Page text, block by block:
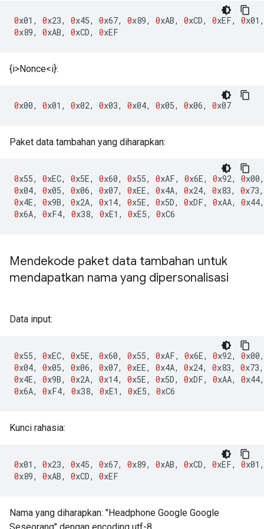
0x01 , 0x23, 0x45, 0x67, 0x89, 0xAB, 0xCD, 0xEF, 0x01 ,
0x89, 0xAB, 0xCD, 0xEF
{i>Nonce<i}:
0x00, 0x01 , 0x02, 0x03, 0x04, 0x05, 0x06, 0x07
Paket data tambahan yang diharapkan:
0x55, 0xEC, 0x5E, 0x60, 0x55, 0xAF, 0x6E, 0x92, 0x00,
0x04, 0x05, 0x06, 0x07, 0xEE, 0x4A, 0x24, 0x83, 0x73,
0x4E, 0x9B, 0x2A, 0x14, 0x5E, 0x5D, 0xDF, 0xAA, 0x44,
0x6A, 0xF4, 0x38, 0xE1 , 0xE5, 0xC6
Mendekode paket data tambahan untuk
mendapatkan nama yang dipersonalisasi
Data input:
0x55, 0xEC, 0x5E, 0x60, 0x55, 0xAF, 0x6E, 0x92, 0x00,
0x04, 0x05, 0x06, 0x07, 0xEE, 0x4A, 0x24, 0x83, 0x73,
0x4E, 0x9B, 0x2A, 0x14, 0x5E, 0x5D, 0xDF, 0xAA, 0x44,
0x6A, 0xF4, 0x38, 0xE1 , 0xE5, 0xC6
Kunci rahasia:
0x01 , 0x23, 0x45, 0x67, 0x89, 0xAB, 0xCD, 0xEF, 0x01 ,
0x89, 0xAB, 0xCD, 0xEF
Nama yang diharapkan: "Headphone Google Google